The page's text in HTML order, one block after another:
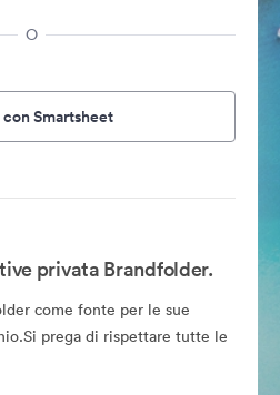
O
Smartsheet
privata Brandfolder.
come fonte per le sue
prega di rispettare tutte le